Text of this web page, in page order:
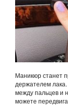
Маникюр станет
держателем
между пальцев и
можете